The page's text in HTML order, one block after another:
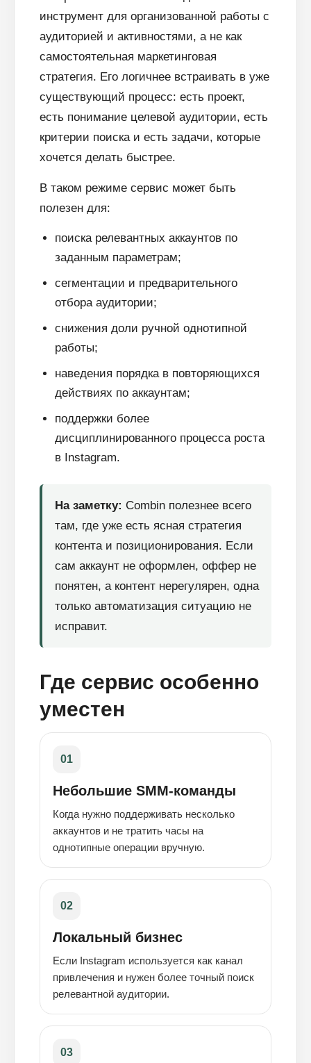
инструмент для организованной работы с
аудиторией и активностями, а не как
самостоятельная маркетинговая
стратегия. Его логичнее встраивать в уже
существующий процесс: есть проект,
есть понимание целевой аудитории, есть
критерии поиска и есть задачи, которые
хочется делать быстрее.
В таком режиме сервис может быть
полезен для:
поиска релевантных аккаунтов по
заданным параметрам;
сегментации и предварительного
отбора аудитории;
снижения доли ручной однотипной
работы;
наведения порядка в повторяющихся
действиях по аккаунтам;
поддержки более
дисциплинированного процесса роста
в Instagram.
На заметку: Combin полезнее всего
там, где уже есть ясная стратегия
контента и позиционирования. Если
сам аккаунт не оформлен, оффер не
понятен, а контент нерегулярен, одна
только автоматизация ситуацию не
исправит.
Где сервис особенно
уместен
01
Небольшие SMM-команды
Когда нужно поддерживать несколько
аккаунтов и не тратить часы на
однотипные операции вручную.
02
Локальный бизнес
Если Instagram используется как канал
привлечения и нужен более точный поиск
релевантной аудитории.
03